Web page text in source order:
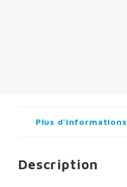
Plus d'informations
Description